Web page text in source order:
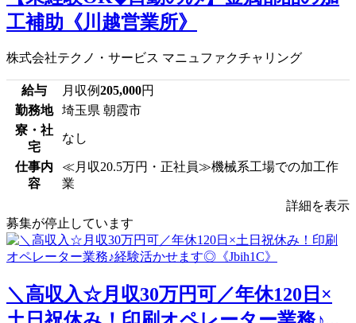
工補助《川越営業所》
株式会社テクノ・サービス マニュファクチャリング
給与 月収例205,000円
勤務地
埼玉県 朝霞市
寮・社
宅
なし
仕事内
容
≪月収20.5万円・正社員≫機械系工場での加工作
業
詳細を表示
募集が停止しています
＼高収入☆月収30万円可／年休120日×